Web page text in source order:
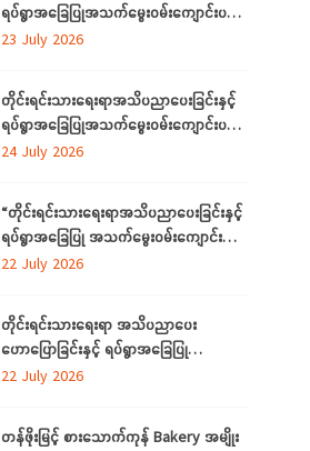
ရပ်ရွာအခြေပြုအသက်မွေးဝမ်းကျောင်းပညာ
လိုအပ်ချက်တို့ကို ဆန်းစစ်စီမံခြင်း
ကျင်းပပြုလုပ်
23 July 2026
တိုင်းရင်းသားရေးရာအသိပညာပေးခြင်းနှင့်
ရပ်ရွာအခြေပြုအသက်မွေးဝမ်းကျောင်းပညာ
လိုအပ်ချက်တို့ကို ဆန်းစစ်စီမံခြင်းအစီအစဉ်
ပြုလုပ်
24 July 2026
“တိုင်းရင်းသားရေးရာအသိပညာပေးခြင်းနှင့်
ရပ်ရွာအခြေပြု အသက်မွေးဝမ်းကျောင်း
ပညာလိုအပ်ချက် ဆန်းစစ်စီမံခြင်း
ကို ရန်ကုန်တိုင်းဒေသကြီးတွင် ကျင်းပပြုလုပ်
22 July 2026
တိုင်းရင်းသားရေးရာ အသိပညာပေး
ဟောပြောခြင်းနှင့် ရပ်ရွာအခြေပြု
အသက်မွေးဝမ်းကျောင်း ပညာလိုအပ်ချက်တို့
မွန်ပြည်နယ်တွင် ကျင်းပပြုလုပ်
22 July 2026
တန်ဖိုးမြင့် စားသောက်ကုန် Bakery အမျိုး